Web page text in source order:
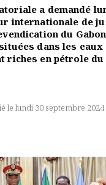
a demandé
internationale de
du
dans les eaux
riches en pétrole
le lundi 30 septembre 2024